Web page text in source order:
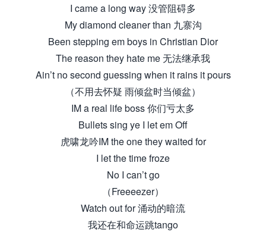
I came a long way 没管阻碍多
My diamond cleaner than 九寨沟
Been stepping em boys in Christian Dior
The reason they hate me 无法继承我
Ain’t no second guessing when it rains it pours
（不用去怀疑 雨倾盆时当倾盆）
IM a real life boss 你们亏太多
Bullets sing ye I let em Off
虎啸龙吟IM the one they waited for
I let the time froze
No I can’t go
（Freeeezer）
Watch out for 涌动的暗流
我还在和命运跳tango